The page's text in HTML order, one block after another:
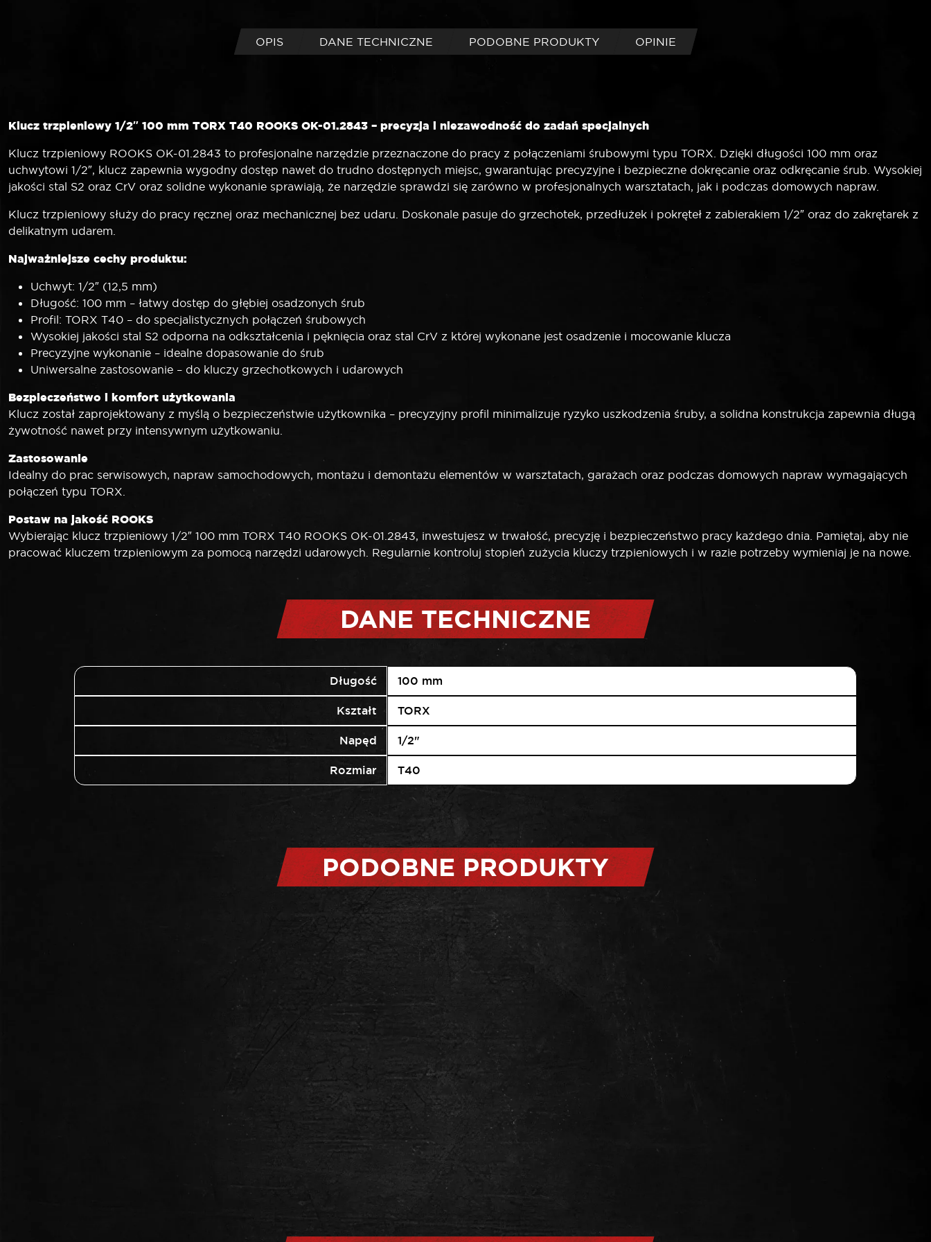
OPIS DANE TECHNICZNE PODOBNE PRODUKTY OPINIE
Klucz trzpieniowy 1/2″ 100 mm TORX T40 ROOKS OK-01.2843 – precyzja i niezawodność do zadań specjalnych
Klucz trzpieniowy ROOKS OK-01.2843 to profesjonalne narzędzie przeznaczone do pracy z połączeniami śrubowymi typu TORX. Dzięki długości 100 mm oraz
uchwytowi 1/2″, klucz zapewnia wygodny dostęp nawet do trudno dostępnych miejsc, gwarantując precyzyjne i bezpieczne dokręcanie oraz odkręcanie śrub. Wysokiej
jakości stal S2 oraz CrV oraz solidne wykonanie sprawiają, że narzędzie sprawdzi się zarówno w profesjonalnych warsztatach, jak i podczas domowych napraw.
Klucz trzpieniowy służy do pracy ręcznej oraz mechanicznej bez udaru. Doskonale pasuje do grzechotek, przedłużek i pokręteł z zabierakiem 1/2″ oraz do zakrętarek z
delikatnym udarem.
Najważniejsze cechy produktu:
Uchwyt: 1/2″ (12,5 mm)
Długość: 100 mm – łatwy dostęp do głębiej osadzonych śrub
Profil: TORX T40 – do specjalistycznych połączeń śrubowych
Wysokiej jakości stal S2 odporna na odkształcenia i pęknięcia oraz stal CrV z której wykonane jest osadzenie i mocowanie klucza
Precyzyjne wykonanie – idealne dopasowanie do śrub
Uniwersalne zastosowanie – do kluczy grzechotkowych i udarowych
Bezpieczeństwo i komfort użytkowania
Klucz został zaprojektowany z myślą o bezpieczeństwie użytkownika – precyzyjny profil minimalizuje ryzyko uszkodzenia śruby, a solidna konstrukcja zapewnia długą
żywotność nawet przy intensywnym użytkowaniu.
Zastosowanie
Idealny do prac serwisowych, napraw samochodowych, montażu i demontażu elementów w warsztatach, garażach oraz podczas domowych napraw wymagających
połączeń typu TORX.
Postaw na jakość ROOKS
Wybierając klucz trzpieniowy 1/2″ 100 mm TORX T40 ROOKS OK-01.2843, inwestujesz w trwałość, precyzję i bezpieczeństwo pracy każdego dnia. Pamiętaj, aby nie
pracować kluczem trzpieniowym za pomocą narzędzi udarowych. Regularnie kontroluj stopień zużycia kluczy trzpieniowych i w razie potrzeby wymieniaj je na nowe.
DANE TECHNICZNE
Długość 100 mm
Kształt TORX
Napęd 1/2"
Rozmiar T40
PODOBNE PRODUKTY